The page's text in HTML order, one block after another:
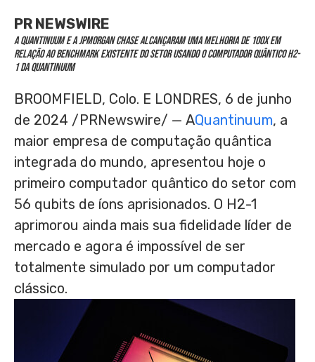
PR NEWSWIRE
A Quantinuum e a JPMorganChase alcançaram uma melhoria de 100x em
relação ao benchmark existente do setor usando o computador quântico H2-
1 da Quantinuum
BROOMFIELD, Colo. E LONDRES, 6 de junho
de 2024 /PRNewswire/ — AQuantinuum, a
maior empresa de computação quântica
integrada do mundo, apresentou hoje o
primeiro computador quântico do setor com
56 qubits de íons aprisionados. O H2-1
aprimorou ainda mais sua fidelidade líder de
mercado e agora é impossível de ser
totalmente simulado por um computador
clássico.